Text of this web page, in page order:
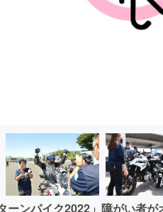
ーンパイク2022」障がい者